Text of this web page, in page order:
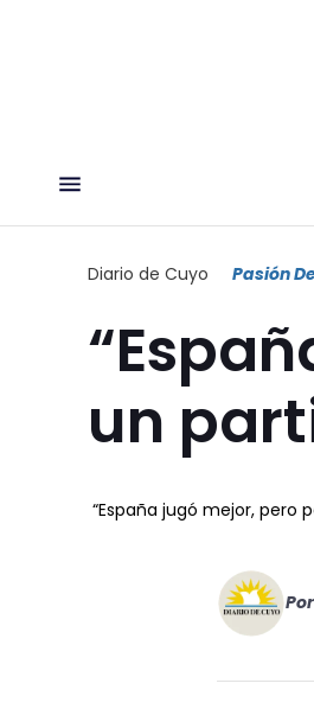
Diario de Cuyo Pasión
un
“España jugó mejor, pero
Por